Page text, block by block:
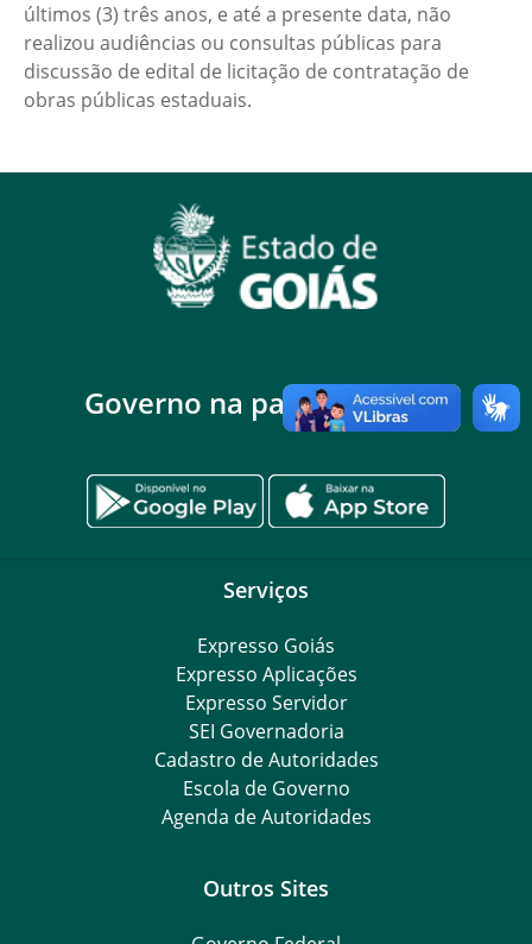
últimos (3) três anos, e até a presente data, não
realizou audiências ou consultas públicas para
discussão de edital de licitação de contratação de
obras públicas estaduais.
Governo na palma da mão
Serviços
Expresso Goiás
Expresso Aplicações
Expresso Servidor
SEI Governadoria
Cadastro de Autoridades
Escola de Governo
Agenda de Autoridades
Outros Sites